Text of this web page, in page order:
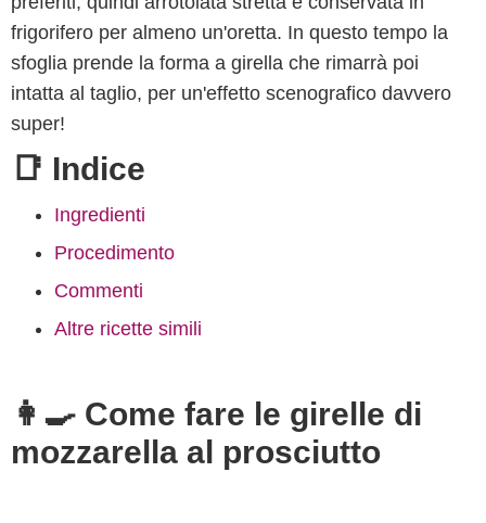
frigorifero per almeno un'oretta. In questo tempo la
sfoglia prende la forma a girella che rimarrà poi
intatta al taglio, per un'effetto scenografico davvero
super!
📑 Indice
Ingredienti
Procedimento
Commenti
Altre ricette simili
👩‍🍳 Come fare le girelle di
mozzarella al prosciutto